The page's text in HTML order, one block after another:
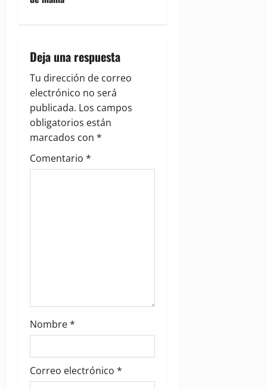
a
v
i
g
a
Deja una respuesta
Tu dirección de correo
electrónico no será
publicada. Los campos
obligatorios están
marcados con *
Comentario *
Nombre*
Correo electrónico *